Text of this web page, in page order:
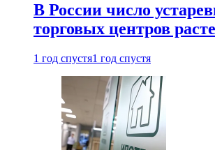
В России число
торговых центров
1 год спустя1 год спустя